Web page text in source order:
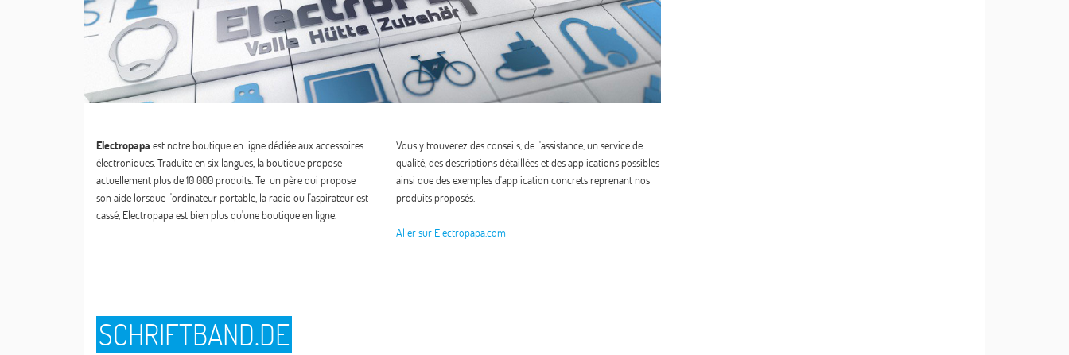
Electropapa est notre boutique en ligne dédiée aux accessoires
électroniques. Traduite en six langues, la boutique propose
actuellement plus de 10 000 produits. Tel un père qui propose
son aide lorsque l'ordinateur portable, la radio ou l'aspirateur est
cassé, Electropapa est bien plus qu'une boutique en ligne.
Vous y trouverez des conseils, de l'assistance, un service de
qualité, des descriptions détaillées et des applications possibles
ainsi que des exemples d'application concrets reprenant nos
produits proposés.
Aller sur Electropapa.com
SCHRIFTBAND.DE